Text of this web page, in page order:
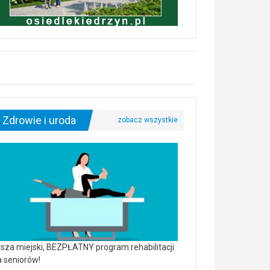
Zdrowie i uroda
miejski, BEZPŁATNY program rehabilitacji
seniorów!